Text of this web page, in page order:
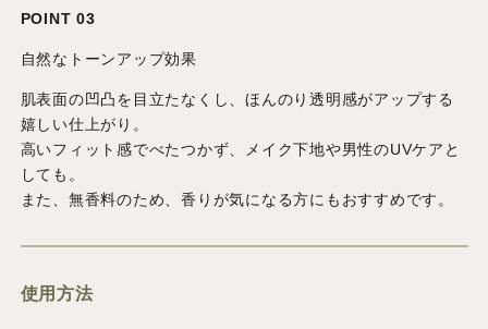
POINT 03
自然なトーンアップ効果
肌表面の凹凸を目立たなくし、ほんのり透明感がアップする
嬉しい仕上がり。
高いフィット感でべたつかず、メイク下地や男性のUVケアと
しても。
また、無香料のため、香りが気になる方にもおすすめです。
使用方法